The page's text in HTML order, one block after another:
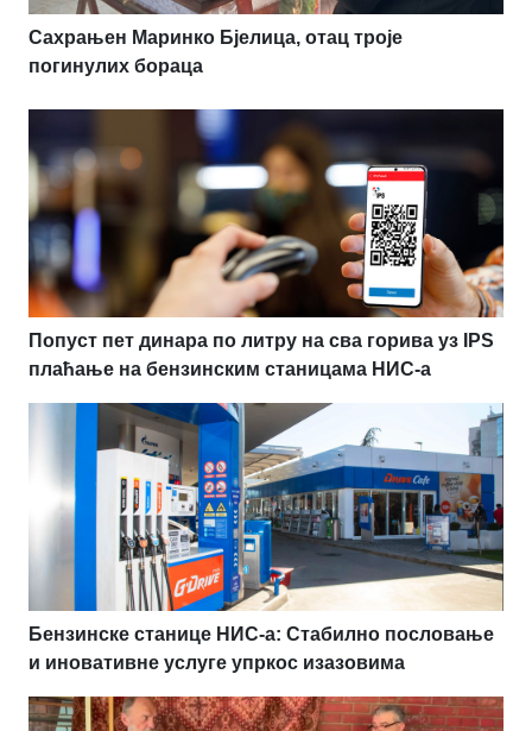
Сахрањен Маринко Бјелица, отац троје
погинулих бораца
Попуст пет динара по литру на сва горива уз IPS
плаћање на бензинским станицама НИС-а
Бензинске станице НИС-а: Стабилно пословање
и иновативне услуге упркос изазовима